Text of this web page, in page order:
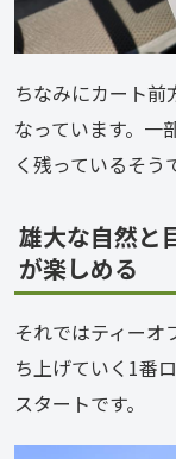
ちなみにカート
なっています。一
く残っているそう
雄大な自然と
が楽しめる
それではティーオ
ち上げていく1番
スタートです。